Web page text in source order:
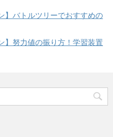
】バトルツリーでおすすめの
】努力値の振り方！学習装置